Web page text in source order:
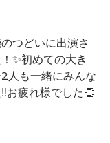
つどいに出演さ
✨初めての大き
人も一緒にみんな
お疲れ様でした👏